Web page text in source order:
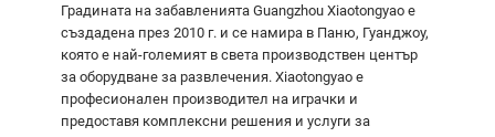
Градината на забавленията Guangzhou Xiaotongyao е
създадена през 2010 г. и се намира в Паню, Гуанджоу,
която е най-големият в света производствен център
за оборудване за развлечения. Xiaotongyao е
професионален производител на играчки и
предоставя комплексни решения и услуги за